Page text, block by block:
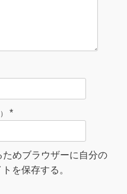
*
めブラウザーに自分の
を保存する。